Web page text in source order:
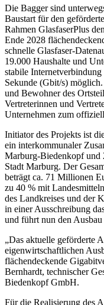
Die Bagger sind
Baustart für den
Rahmen GlasfaserPlus
Ende 2028
schnelle Glasfaser-
19.000 Haushalte und
stabile
Sekunde (Gbit/s)
und Bewohner des
Vertreterinnen und
Unternehmen zum
Initiator des Projekts ist
ein interkommunaler
Marburg-Biedenkopf und
Stadt Marburg. Der
beträgt ca. 71 Millionen
zu 40 % mit
des Landkreises und der
in einer Ausschreibung
und führt nun den
„Das aktuelle geförderte
eigenwirtschaftlichen
flächendeckende
Bernhardt, technischer
Biedenkopf GmbH.
Für die Realisierung des